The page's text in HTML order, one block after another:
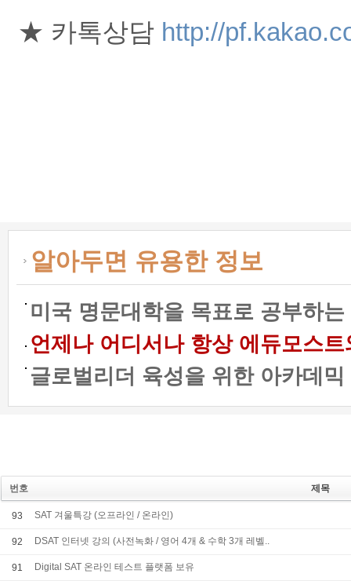
★ 카톡상담 http://
알아두면 유용한 정보
미국 명문대학을 목표로 공부하
언제나 어디서나 항상 에듀모스
글로벌리더 육성을 위한 아카데
번호 제목
93 SAT 겨울특강 (오프라인 / 온라인)
92 DSAT 인터넷 강의 (사전녹화 / 영어 4개 & 수학 3개 레벨..
91 Digital SAT 온라인 테스트 플랫폼 보유